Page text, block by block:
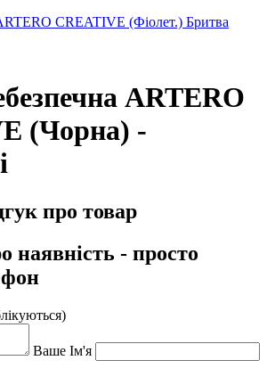
CREATIVE (Фіолет.) Бритва
ARTERO
(Чорна) -
про товар
наявність - просто
Ваше Ім'я